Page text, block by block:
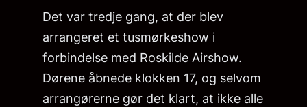
Det var tredje gang, at der blev
arrangeret et tusmørkeshow i
forbindelse med Roskilde Airshow.
Dørene åbnede klokken 17, og selvom
arrangørerne gør det klart, at ikke alle